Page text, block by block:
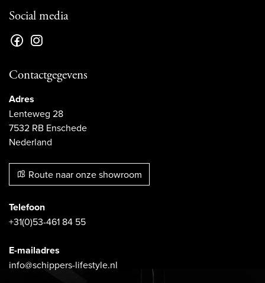
Social media
Contactgegevens
Adres
Lenteweg 28
7532 RB Enschede
Nederland
Route naar onze showroom
Telefoon
+31(0)53-461 84 55
E-mailadres
info@schippers-lifestyle.nl